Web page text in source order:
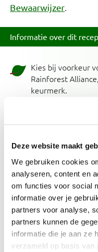
Deze website maakt
We gebruiken cookies
analyseren, content en
om functies voor social
informatie over je
partners voor analyse,
partners kunnen de
informatie die je aan ze
verzameld op basis van
Bewaarwijzer
Informatie over dit
Kies bij voorkeur
Rainforest
keurmerk.
Kies bij voorkeur
Biologisch,
Past in dieet
Bij verhoogd
Vrij van gluten
Met weinig zout
Vrij van ei